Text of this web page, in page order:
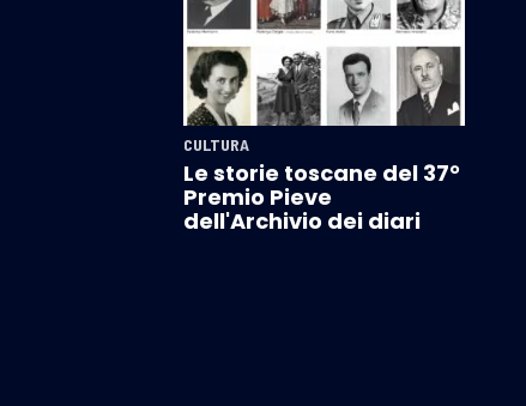
CULTURA
Le storie toscane del 37°
Premio Pieve
dell'Archivio dei diari